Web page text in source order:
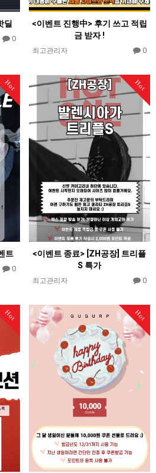
딜
0
<이벤트 진행中> 후기 쓰고 적립
금 받자 !
최고관리자 0
Hot
트
0
Hot
<이벤트 종료> [ZH공장] 트리플
S 특가
최고관리자 0
Hot Hot